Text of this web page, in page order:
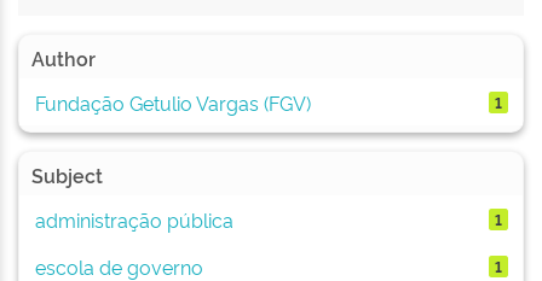
Author
Fundação Getulio Vargas (FGV)
1
Subject
administração pública
1
escola de governo 1